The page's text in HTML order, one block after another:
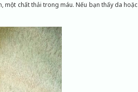
một chất thải trong máu. Nếu bạn thấy da hoặc